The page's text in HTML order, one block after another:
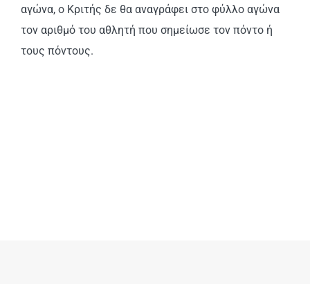
αγώνα, ο Κριτής δε θα αναγράφει στο φύλλο αγώνα
τον αριθμό του αθλητή που σημείωσε τον πόντο ή
τους πόντους.